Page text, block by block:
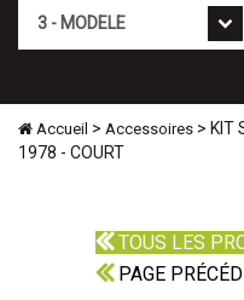
Accueil > Accessoires > KIT
1978 - COURT
TOUS LES
PAGE